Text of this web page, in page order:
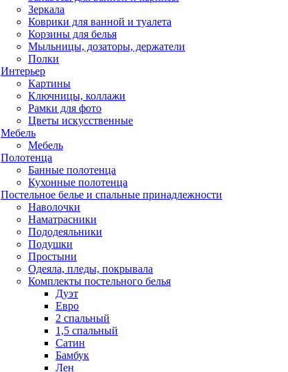
Зеркала
Коврики для ванной и туалета
Корзины для белья
Мыльницы, дозаторы, держатели
Полки
Интерьер
Картины
Ключницы, коллажи
Рамки для фото
Цветы искусственные
Мебель
Мебель
Полотенца
Банные полотенца
Кухонные полотенца
Постельное белье и спальные принадлежности
Наволочки
Наматрасники
Пододеяльники
Подушки
Простыни
Одеяла, пледы, покрывала
Комплекты постельного белья
Дуэт
Евро
2 спальный
1,5 спальный
Сатин
Бамбук
Лен